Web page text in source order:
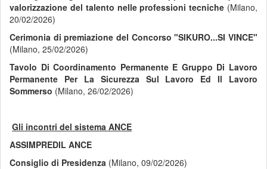
valorizzazione del talento nelle professioni tecniche (Milano,
20/02/2026)
Cerimonia di premiazione del Concorso "SIKURO...SI VINCE"
(Milano, 25/02/2026)
Tavolo Di Coordinamento Permanente E Gruppo Di Lavoro
Permanente Per La Sicurezza Sul Lavoro Ed Il Lavoro
Sommerso (Milano, 26/02/2026)
Gli incontri del sistema ANCE
ASSIMPREDIL ANCE
Consiglio di Presidenza (Milano, 09/02/2026)